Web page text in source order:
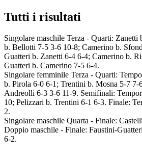
Tutti i risultati
Singolare maschile Terza - Quarti:
b. Bellotti 7-5 3-6 10-8; Camerino b.
Guatteri b. Zanetti 6-4 6-4; Camerino b.
Guatteri b. Camerino 7-5 6-4.
Singolare femminile Terza - Quarti:
b. Pirola 6-0 6-1; Trentini b. Mosna 5-7 7-
Andreolli 6-3 3-6 11-9. Semifinali:
10; Pelizzari b. Trentini 6-1 6-3. Finale:
2.
Singolare maschile Quarta - Finale:
Doppio maschile - Finale: Faustini-
6-2.